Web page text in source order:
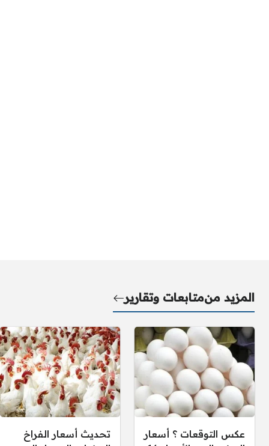
المزيد منمتابعات وتقارير
عكس التوقعات ؟ أسعار
تحديث أسعار الفراخ